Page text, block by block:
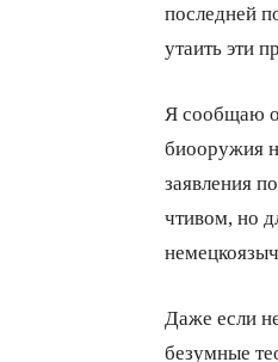
последней
утаить эти
Я сообщаю о
биооружия
заявления
чтивом, но
Даже если
безумные